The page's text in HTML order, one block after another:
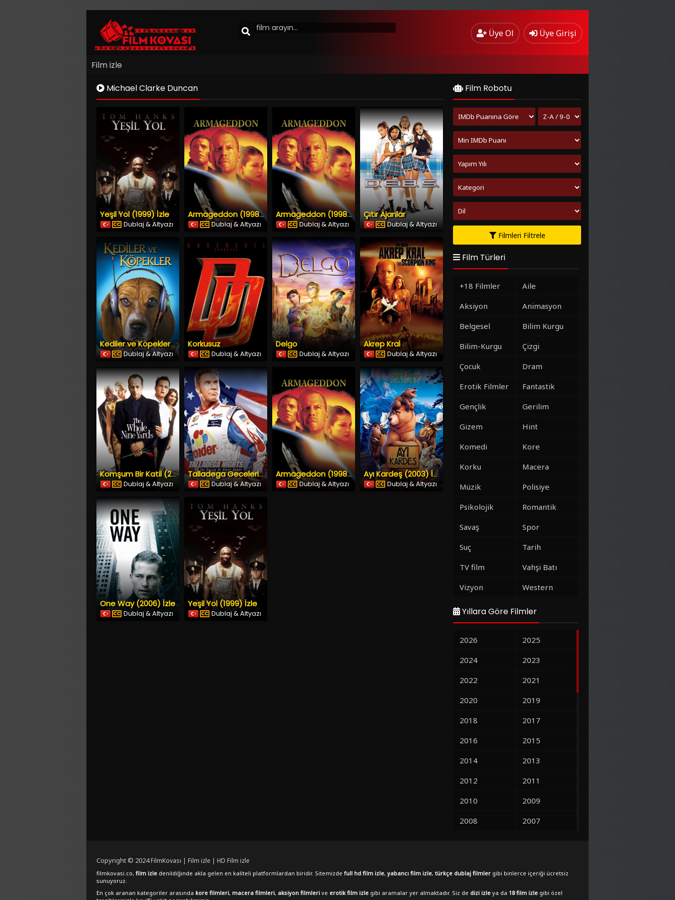
Üye Ol Üye Girişi
Film izle
Michael Clarke Duncan
Yeşil Yol (1999) İzle
Dublaj & Altyazı
Armageddon (1998) İzle
Dublaj & Altyazı
Armageddon (1998) İzle
Dublaj & Altyazı
Çıtır Ajanlar
Dublaj & Altyazı
Kediler ve Köpekler
Dublaj & Altyazı
Korkusuz
Dublaj & Altyazı
Delgo
Dublaj & Altyazı
Akrep Kral
Dublaj & Altyazı
Komşum Bir Katil (2000) İzle
Dublaj & Altyazı
Talladega Geceleri: Ricky Bobby Hikayesi (2006) İzle
Dublaj & Altyazı
Armageddon (1998) İzle
Dublaj & Altyazı
Ayı Kardeş (2003) İzle
Dublaj & Altyazı
One Way (2006) İzle
Dublaj & Altyazı
Yeşil Yol (1999) İzle
Dublaj & Altyazı
Film Robotu
Filmleri Filtrele
Film Türleri
+18 Filmler
Aile
Aksiyon
Animasyon
Belgesel
Bilim Kurgu
Bilim-Kurgu
Çizgi
Çocuk
Dram
Erotik Filmler
Fantastik
Gençlik
Gerilim
Gizem
Hint
Komedi
Kore
Korku
Macera
Müzik
Polisiye
Psikolojik
Romantik
Savaş
Spor
Suç
Tarih
TV film
Vahşi Batı
Vizyon
Western
Yıllara Göre Filmler
2026
2025
2024
2023
2022
2021
2020
2019
2018
2017
2016
2015
2014
2013
2012
2011
2010
2009
2008
2007
Copyright © 2024FilmKovası | Film izle | HD Film izle
filmkovasi.co, film izle denildiğinde akla gelen en kaliteli platformlardan biridir. Sitemizde full hd film izle, yabancı film izle, türkçe dublaj filmler gibi binlerce içeriği ücretsiz
sunuyoruz.
En çok aranan kategoriler arasında kore filmleri, macera filmleri, aksiyon filmleri ve erotik film izle gibi aramalar yer almaktadır. Siz de dizi izle ya da 18 film izle gibi özel